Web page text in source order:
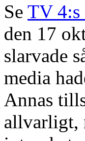
Se TV 4:s
den 17
slarvade
media
Annas
allvarligt,